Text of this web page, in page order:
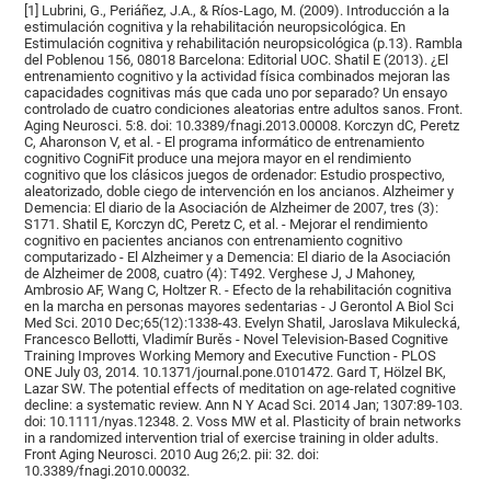
[1] Lubrini, G., Periáñez, J.A., & Ríos-Lago, M. (2009). Introducción a la
estimulación cognitiva y la rehabilitación neuropsicológica. En
Estimulación cognitiva y rehabilitación neuropsicológica (p.13). Rambla
del Poblenou 156, 08018 Barcelona: Editorial UOC. Shatil E (2013). ¿El
entrenamiento cognitivo y la actividad física combinados mejoran las
capacidades cognitivas más que cada uno por separado? Un ensayo
controlado de cuatro condiciones aleatorias entre adultos sanos. Front.
Aging Neurosci. 5:8. doi: 10.3389/fnagi.2013.00008. Korczyn dC, Peretz
C, Aharonson V, et al. - El programa informático de entrenamiento
cognitivo CogniFit produce una mejora mayor en el rendimiento
cognitivo que los clásicos juegos de ordenador: Estudio prospectivo,
aleatorizado, doble ciego de intervención en los ancianos. Alzheimer y
Demencia: El diario de la Asociación de Alzheimer de 2007, tres (3):
S171. Shatil E, Korczyn dC, Peretz C, et al. - Mejorar el rendimiento
cognitivo en pacientes ancianos con entrenamiento cognitivo
computarizado - El Alzheimer y a Demencia: El diario de la Asociación
de Alzheimer de 2008, cuatro (4): T492. Verghese J, J Mahoney,
Ambrosio AF, Wang C, Holtzer R. - Efecto de la rehabilitación cognitiva
en la marcha en personas mayores sedentarias - J Gerontol A Biol Sci
Med Sci. 2010 Dec;65(12):1338-43. Evelyn Shatil, Jaroslava Mikulecká,
Francesco Bellotti, Vladimír Burěs - Novel Television-Based Cognitive
Training Improves Working Memory and Executive Function - PLOS
ONE July 03, 2014. 10.1371/journal.pone.0101472. Gard T, Hölzel BK,
Lazar SW. The potential effects of meditation on age-related cognitive
decline: a systematic review. Ann N Y Acad Sci. 2014 Jan; 1307:89-103.
doi: 10.1111/nyas.12348. 2. Voss MW et al. Plasticity of brain networks
in a randomized intervention trial of exercise training in older adults.
Front Aging Neurosci. 2010 Aug 26;2. pii: 32. doi:
10.3389/fnagi.2010.00032.